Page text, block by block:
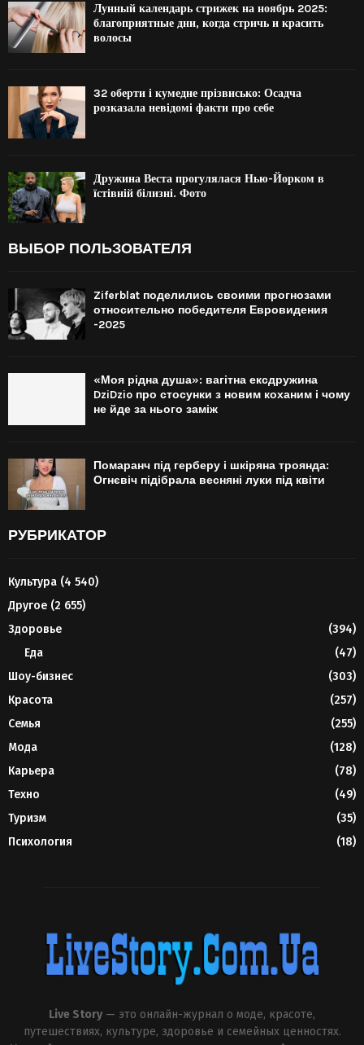
Лунный календарь стрижек на ноябрь 2025:
благоприятные дни, когда стричь и красить
волосы
32 оберти і кумедне прізвисько: Осадча
розказала невідомі факти про себе
Дружина Веста прогулялася Нью-Йорком в
їстівній білизні. Фото
ВЫБОР ПОЛЬЗОВАТЕЛЯ
Ziferblat поделились своими прогнозами
относительно победителя Евровидения
-2025
«Моя рідна душа»: вагітна ексдружина
DziDzio про стосунки з новим коханим і чому
не йде за нього заміж
Помаранч під герберу і шкіряна троянда:
Огнєвіч підібрала весняні луки під квіти
РУБРИКАТОР
Культура (4 540)
Другое (2 655)
Здоровье
(394)
Еда
(47)
Шоу-бизнес
(303)
Красота
(257)
Семья
(255)
Мода
(128)
Карьера
(78)
Техно
(49)
Туризм
(35)
Психология
(18)
Live Story — это онлайн-журнал о моде, красоте,
путешествиях, культуре, здоровье и семейных ценностях.